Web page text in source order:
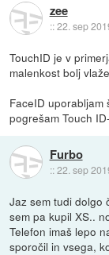
zee
::22. sep
TouchID je v
malenkost bolj
FaceID
pogrešam Touch
Furbo
::22. sep
Jaz sem tudi dolgo
sem pa kupil XS..
Telefon imaš lepo
sporočil in vsega,